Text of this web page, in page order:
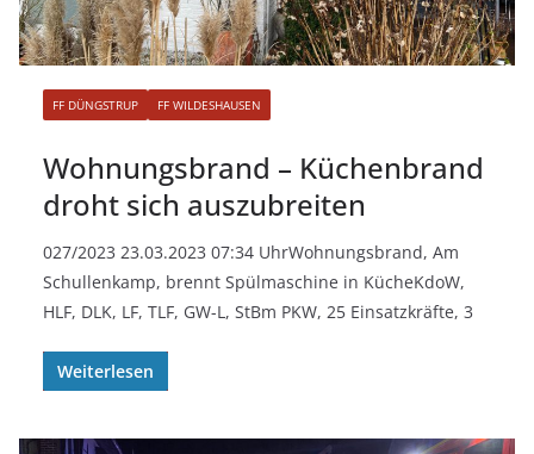
FF DÜNGSTRUP FF WILDESHAUSEN
Wohnungsbrand – Küchenbrand
droht sich auszubreiten
027/2023 23.03.2023 07:34 UhrWohnungsbrand, Am
Schullenkamp, brennt Spülmaschine in KücheKdoW,
HLF, DLK, LF, TLF, GW-L, StBm PKW, 25 Einsatzkräfte, 3
Weiterlesen